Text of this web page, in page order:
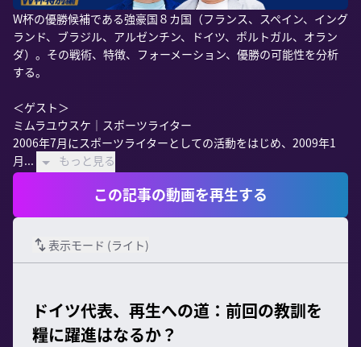
W杯の優勝候補である強豪国８カ国（フランス、スペイン、イング
ランド、ブラジル、アルゼンチン、ドイツ、ポルトガル、オラン
ダ）。その戦術、特徴、フォーメーション、優勝の可能性を分析
する。
＜ゲスト＞
ミムラユウスケ｜スポーツライター
2006年7月にスポーツライターとしての活動をはじめ、2009年1
月...
もっと見る
この記事の動画を再生する
表示モード (ライト)
ドイツ代表、再生への道：前回の教訓を
糧に躍進はなるか？